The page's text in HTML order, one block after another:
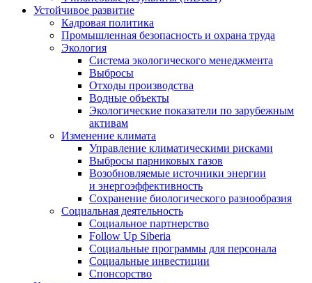
Устойчивое развитие
Кадровая политика
Промышленная безопасность и охрана труда
Экология
Система экологического менеджмента
Выбросы
Отходы производства
Водные объекты
Экологические показатели по зарубежным
активам
Изменение климата
Управление климатическими рисками
Выбросы парниковых газов
Возобновляемые источники энергии
и энергоэффективность
Сохранение биологического разнообразия
Социальная деятельность
Социальное партнерство
Follow Up Siberia
Социальные программы для персонала
Социальные инвестиции
Спонсорство